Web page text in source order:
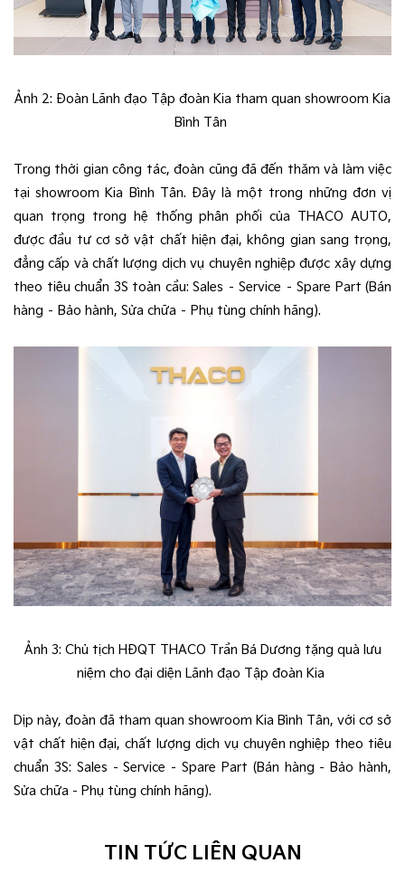
Ảnh 2: Đoàn Lãnh đạo Tập đoàn Kia tham quan showroom Kia
Bình Tân
Trong thời gian công tác, đoàn cũng đã đến thăm và làm việc
tại showroom Kia Bình Tân. Đây là một trong những đơn vị
quan trọng trong hệ thống phân phối của THACO AUTO,
được đầu tư cơ sở vật chất hiện đại, không gian sang trọng,
đẳng cấp và chất lượng dịch vụ chuyên nghiệp được xây dựng
theo tiêu chuẩn 3S toàn cầu: Sales – Service – Spare Part (Bán
hàng – Bảo hành, Sửa chữa – Phụ tùng chính hãng).
Ảnh 3: Chủ tịch HĐQT THACO Trần Bá Dương tặng quà lưu
niệm cho đại diện Lãnh đạo Tập đoàn Kia
Dịp này, đoàn đã tham quan showroom Kia Bình Tân, với cơ sở
vật chất hiện đại, chất lượng dịch vụ chuyên nghiệp theo tiêu
chuẩn 3S: Sales - Service - Spare Part (Bán hàng - Bảo hành,
Sửa chữa - Phụ tùng chính hãng).
TIN TỨC LIÊN QUAN